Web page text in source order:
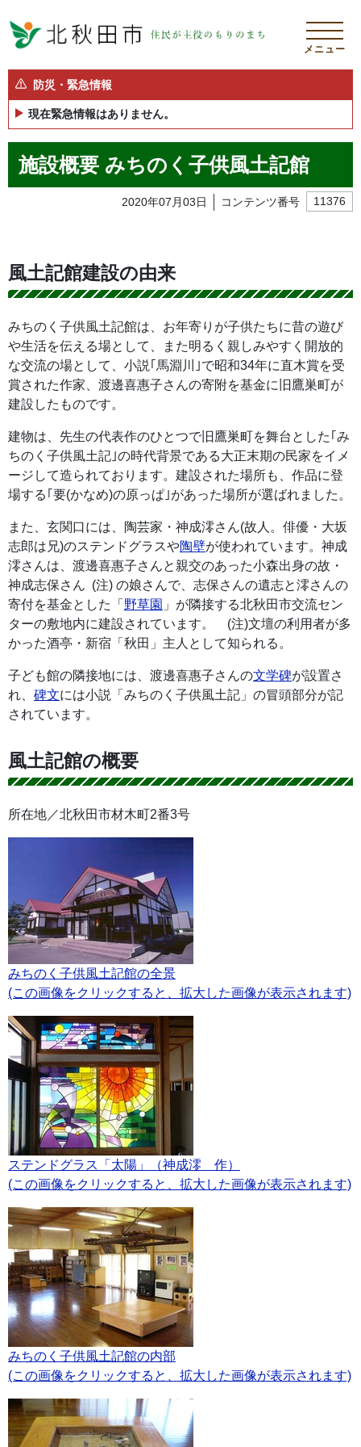
メニュー
防災・緊急情報
現在緊急情報はありません。
施設概要 みちのく子供風土記館
2020年07月03日 コンテンツ番号 11376
風土記館建設の由来
みちのく子供風土記館は、お年寄りが子供たちに昔の遊び
や生活を伝える場として、また明るく親しみやすく開放的
な交流の場として、小説｢馬淵川｣で昭和34年に直木賞を受
賞された作家、渡邊喜惠子さんの寄附を基金に旧鷹巣町が
建設したものです。
建物は、先生の代表作のひとつで旧鷹巣町を舞台とした｢み
ちのく子供風土記｣の時代背景である大正末期の民家をイメ
ージして造られております。建設された場所も、作品に登
場する｢要(かなめ)の原っぱ｣があった場所が選ばれました。
また、玄関口には、陶芸家・神成澪さん(故人。俳優・大坂
志郎は兄)のステンドグラスや陶壁が使われています。神成
澪さんは、渡邊喜惠子さんと親交のあった小森出身の故・
神成志保さん (注) の娘さんで、志保さんの遺志と澪さんの
寄付を基金とした「 野草園 」が隣接する北秋田市交流セン
ターの敷地内に建設されています。 (注)文壇の利用者が多
かった酒亭・新宿「秋田」主人として知られる。
子ども館の隣接地には、渡邊喜惠子さんの文学碑が設置さ
れ、 碑文には小説「みちのく子供風土記」の冒頭部分が記
されています。
風土記館の概要
所在地／北秋田市材木町2番3号
みちのく子供風土記館の全景
(この画像をクリックすると、拡大した画像が表示されます)
ステンドグラス「太陽」（神成澪 作）
(この画像をクリックすると、拡大した画像が表示されます)
みちのく子供風土記館の内部
(この画像をクリックすると、拡大した画像が表示されます)